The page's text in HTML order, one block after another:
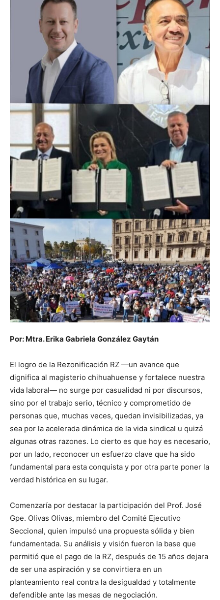
Por: Mtra. Erika Gabriela González Gaytán
El logro de la Rezonificación RZ —un avance que
dignifica al magisterio chihuahuense y fortalece nuestra
vida laboral— no surge por casualidad ni por discursos,
sino por el trabajo serio, técnico y comprometido de
personas que, muchas veces, quedan invisibilizadas, ya
sea por la acelerada dinámica de la vida sindical u quizá
algunas otras razones. Lo cierto es que hoy es necesario,
por un lado, reconocer un esfuerzo clave que ha sido
fundamental para esta conquista y por otra parte poner la
verdad histórica en su lugar.
Comenzaría por destacar la participación del Prof. José
Gpe. Olivas Olivas, miembro del Comité Ejecutivo
Seccional, quien impulsó una propuesta sólida y bien
fundamentada. Su análisis y visión fueron la base que
permitió que el pago de la RZ, después de 15 años dejara
de ser una aspiración y se convirtiera en un
planteamiento real contra la desigualdad y totalmente
defendible ante las mesas de negociación.